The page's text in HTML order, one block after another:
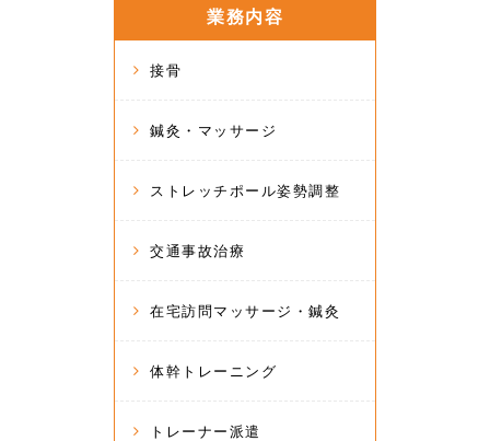
業務内容
接骨
鍼灸・マッサージ
ストレッチポール姿勢調整
交通事故治療
在宅訪問マッサージ・鍼灸
体幹トレーニング
トレーナー派遣